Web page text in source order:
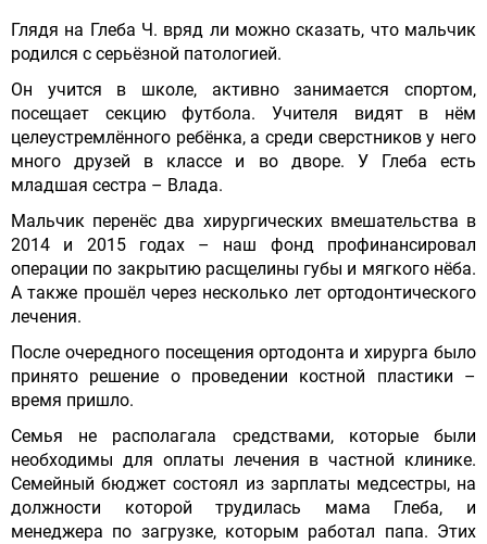
Глядя на Глеба Ч. вряд ли можно сказать, что мальчик
родился с серьёзной патологией.
Он учится в школе, активно занимается спортом,
посещает секцию футбола. Учителя видят в нём
целеустремлённого ребёнка, а среди сверстников у него
много друзей в классе и во дворе. У Глеба есть
младшая сестра – Влада.
Мальчик перенёс два хирургических вмешательства в
2014 и 2015 годах – наш фонд профинансировал
операции по закрытию расщелины губы и мягкого нёба.
А также прошёл через несколько лет ортодонтического
лечения.
После очередного посещения ортодонта и хирурга было
принято решение о проведении костной пластики –
время пришло.
Семья не располагала средствами, которые были
необходимы для оплаты лечения в частной клинике.
Семейный бюджет состоял из зарплаты медсестры, на
должности которой трудилась мама Глеба, и
менеджера по загрузке, которым работал папа. Этих